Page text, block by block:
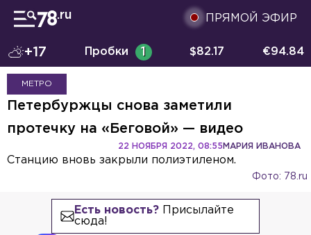
ПРЯМОЙ ЭФИР
+17 Пробки 1 $82.17 €94.84
МЕТРО
Петербуржцы снова заметили
протечку на «Беговой» — видео
МАРИЯ ИВАНОВА
22 НОЯБРЯ 2022, 08:55
Станцию вновь закрыли полиэтиленом.
Фото: 78.ru
Есть новость?Присылайте
сюда!